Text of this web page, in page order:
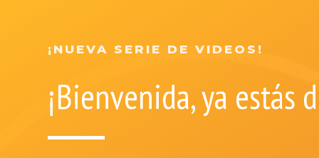
¡NUEVA SERIE DE VIDEOS!
¡Bienvenida, ya estás